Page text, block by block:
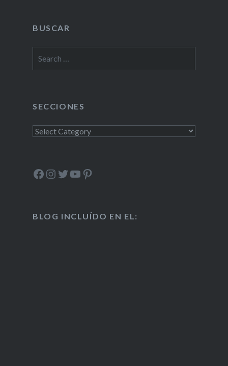
BUSCAR
for:
SECCIONES
Secciones
Facebook
Instagram
Twitter
YouTube
Pinterest
BLOG INCLUÍDO EN EL: